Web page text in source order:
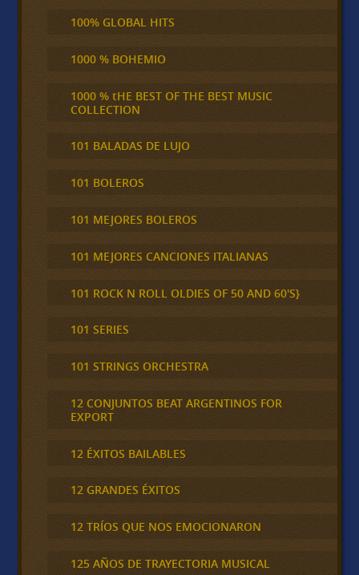
100% GLOBAL HITS
1000 % BOHEMIO
1000 % tHE BEST OF THE BEST MUSIC
COLLECTION
101 BALADAS DE LUJO
101 BOLEROS
101 MEJORES BOLEROS
101 MEJORES CANCIONES ITALIANAS
101 ROCK N ROLL OLDIES OF 50 AND 60'S}
101 SERIES
101 STRINGS ORCHESTRA
12 CONJUNTOS BEAT ARGENTINOS FOR
EXPORT
12 ÉXITOS BAILABLES
12 GRANDES ÉXITOS
12 TRÍOS QUE NOS EMOCIONARON
125 AÑOS DE TRAYECTORIA MUSICAL